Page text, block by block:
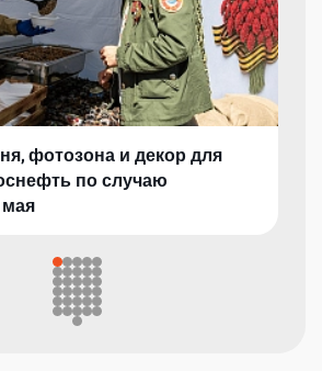
фотозона и декор для
по случаю
мая